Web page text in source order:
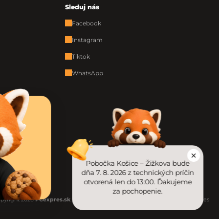
Pobočka Košice – Žižkova bude
dňa 7. 8. 2026 z technických príčin
otvorená len do 13:00. Ďakujeme
za pochopenie.
Sleduj nás
Facebook
Instagram
Tiktok
WhatsApp
2026PCexpres.sk. Všetky práva vyhradené. Upraviť nastavenie cookies